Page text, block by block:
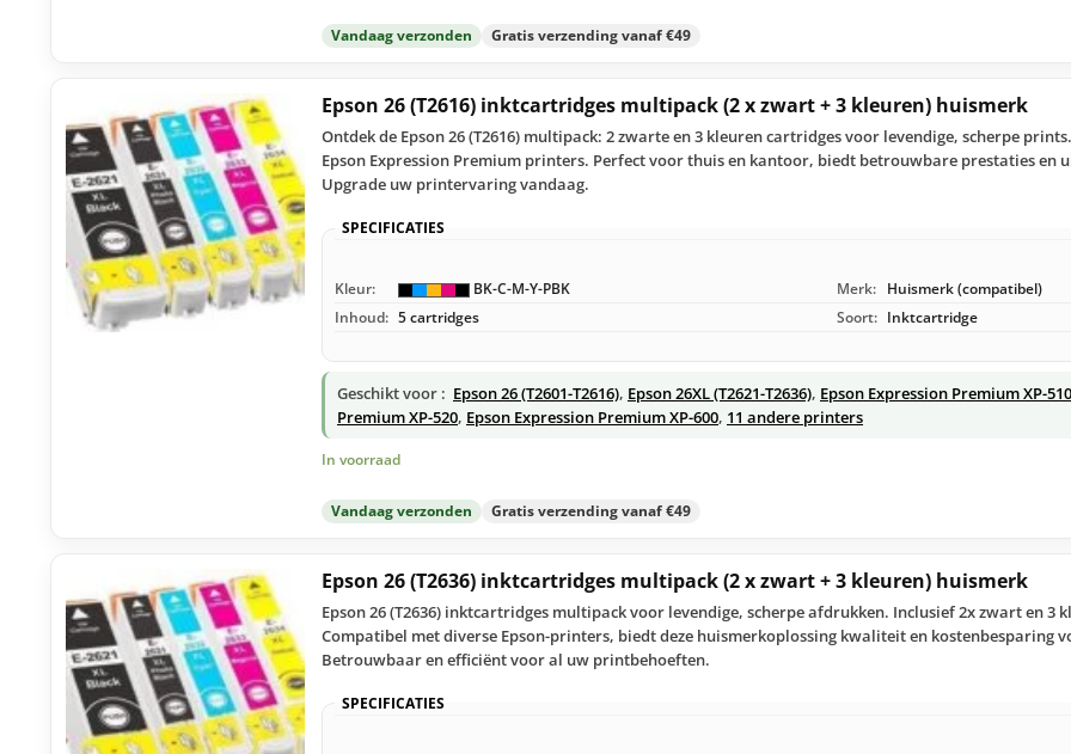
Vandaag verzonden Gratis verzending vanaf €49
Epson 26 (T2616) inktcartridges multipack (2 x zwart + 3 kleuren) huismerk
Ontdek de Epson 26 (T2616) multipack: 2 zwarte en 3 kleuren cartridges voor levendige, scherpe
Epson Expression Premium printers. Perfect voor thuis en kantoor, biedt betrouwbare prestaties en
Upgrade uw printervaring vandaag.
SPECIFICATIES
Kleur: BK-C-M-Y-PBK Merk: Huismerk (compatibel)
Inhoud: 5 cartridges Soort: Inktcartridge
Geschikt voor : Epson 26 (T2601-T2616), Epson 26XL (T2621-T2636), Epson Expression Premium XP-510
Premium XP-520, Epson Expression Premium XP-600, 11 andere printers
In voorraad
Vandaag verzonden Gratis verzending vanaf €49
Epson 26 (T2636) inktcartridges multipack (2 x zwart + 3 kleuren) huismerk
Epson 26 (T2636) inktcartridges multipack voor levendige, scherpe afdrukken. Inclusief 2x zwart en 3
Compatibel met diverse Epson-printers, biedt deze huismerkoplossing kwaliteit en kostenbesparing
Betrouwbaar en efficiënt voor al uw printbehoeften.
SPECIFICATIES